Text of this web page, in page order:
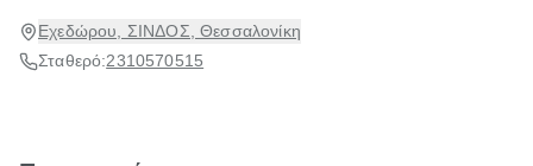
Εχεδώρου, ΣΙΝΔΟΣ, Θεσσαλονίκη
Σταθερό:2310570515